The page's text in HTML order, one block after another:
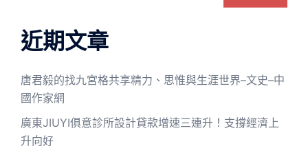
近期文章
唐君毅的找九宮格共享精力、思惟與生涯世界–文史–中
國作家網
廣東JIUYI俱意診所設計貸款增速三連升！支撐經濟上
升向好